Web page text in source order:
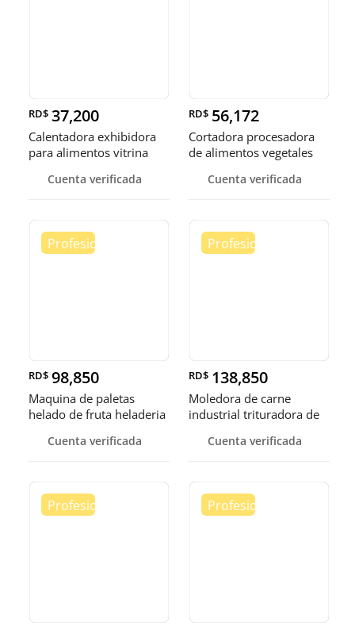
RD$ 37,200
Calentadora exhibidora
para alimentos vitrina
Cuenta verificada
RD$ 56,172
Cortadora procesadora
de alimentos vegetales
Cuenta verificada
RD$ 98,850
Maquina de paletas
helado de fruta heladeria
Cuenta verificada
RD$ 138,850
Moledora de carne
industrial trituradora de
Cuenta verificada